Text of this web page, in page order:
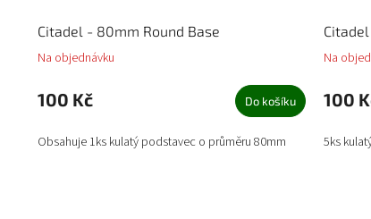
Citadel - 80mm Round Base
Na objednávku
100 Kč Do košíku
Obsahuje 1ks kulatý podstavec o průměru 80mm
Na
100
5ks